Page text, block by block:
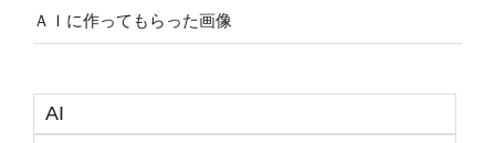
ＡＩに作ってもらった画像
AI